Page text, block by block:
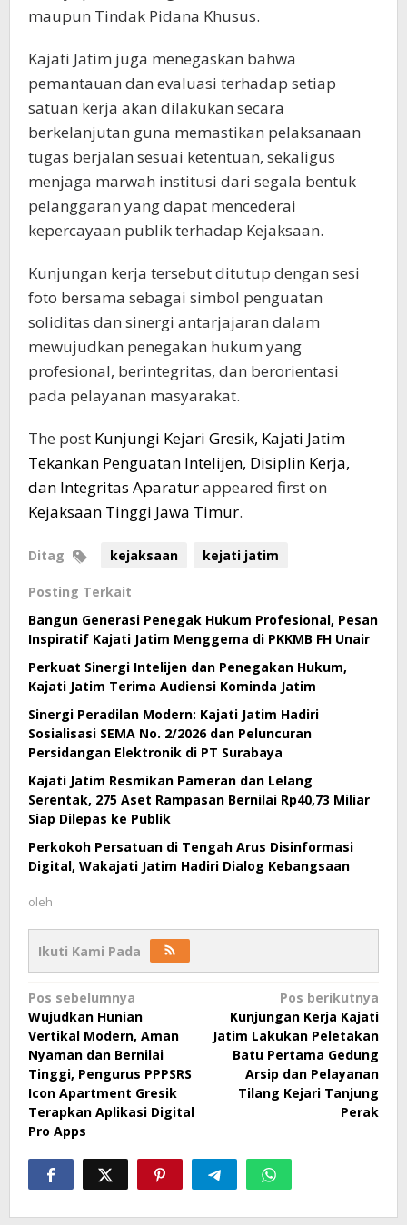
maupun Tindak Pidana Khusus.
Kajati Jatim juga menegaskan bahwa
pemantauan dan evaluasi terhadap setiap
satuan kerja akan dilakukan secara
berkelanjutan guna memastikan pelaksanaan
tugas berjalan sesuai ketentuan, sekaligus
menjaga marwah institusi dari segala bentuk
pelanggaran yang dapat mencederai
kepercayaan publik terhadap Kejaksaan.
Kunjungan kerja tersebut ditutup dengan sesi
foto bersama sebagai simbol penguatan
soliditas dan sinergi antarjajaran dalam
mewujudkan penegakan hukum yang
profesional, berintegritas, dan berorientasi
pada pelayanan masyarakat.
The post Kunjungi Kejari Gresik, Kajati Jatim
Tekankan Penguatan Intelijen, Disiplin Kerja,
dan Integritas Aparaturappeared first on
Kejaksaan Tinggi Jawa Timur.
Ditag kejaksaan kejati jatim
Posting Terkait
Bangun Generasi Penegak Hukum Profesional, Pesan
Inspiratif Kajati Jatim Menggema di PKKMB FH Unair
Perkuat Sinergi Intelijen dan Penegakan Hukum,
Kajati Jatim Terima Audiensi Kominda Jatim
Sinergi Peradilan Modern: Kajati Jatim Hadiri
Sosialisasi SEMA No. 2/2026 dan Peluncuran
Persidangan Elektronik di PT Surabaya
Kajati Jatim Resmikan Pameran dan Lelang
Serentak, 275 Aset Rampasan Bernilai Rp40,73 Miliar
Siap Dilepas ke Publik
Perkokoh Persatuan di Tengah Arus Disinformasi
Digital, Wakajati Jatim Hadiri Dialog Kebangsaan
oleh
Ikuti Kami Pada
Navigasi
pos
Pos sebelumnya
Wujudkan Hunian
Vertikal Modern, Aman
Nyaman dan Bernilai
Tinggi, Pengurus PPPSRS
Icon Apartment Gresik
Terapkan Aplikasi Digital
Pro Apps
Pos berikutnya
Kunjungan Kerja Kajati
Jatim Lakukan Peletakan
Batu Pertama Gedung
Arsip dan Pelayanan
Tilang Kejari Tanjung
Perak